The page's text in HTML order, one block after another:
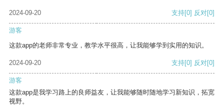
2024-09-20 支持[0] 反对[0]
游客
这款app的老师非常专业，教学水平很高，让我能够学到实用的知识。
2024-09-20 支持[0] 反对[0]
游客
这款app是我学习路上的良师益友，让我能够随时随地学习新知识，拓宽
视野。